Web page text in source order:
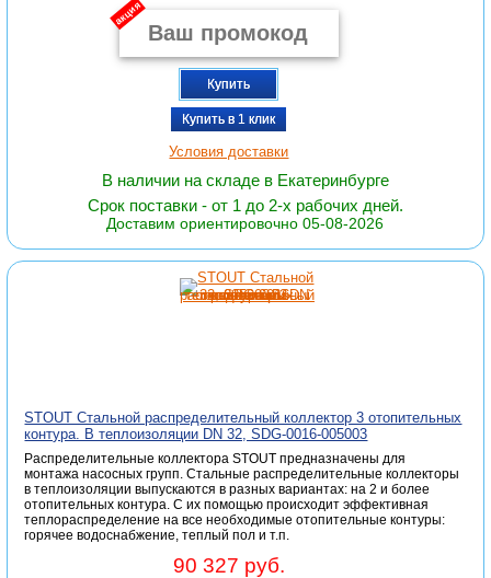
акция
Купить
Купить в 1 клик
Условия доставки
В наличии на складе в Екатеринбурге
Срок поставки - от 1 до 2-х рабочих дней.
Доставим ориентировочно 05-08-2026
STOUT Стальной распределительный коллектор 3 отопительных
контура. В теплоизоляции DN 32, SDG-0016-005003
Распределительные коллектора STOUT предназначены для
монтажа насосных групп. Стальные распределительные коллекторы
в теплоизоляции выпускаются в разных вариантах: на 2 и более
отопительных контура. С их помощью происходит эффективная
теплораспределение на все необходимые отопительные контуры:
горячее водоснабжение, теплый пол и т.п.
90 327 руб.